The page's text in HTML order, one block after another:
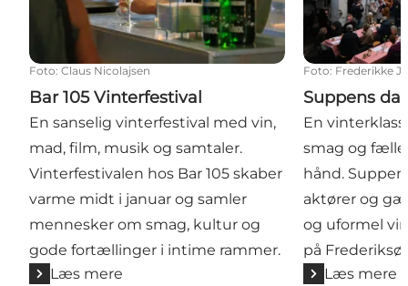
Foto: Claus Nicolajsen
Bar 105 Vinterfestival
En sanselig vinterfestival med vin,
mad, film, musik og samtaler.
Vinterfestivalen hos Bar 105 skaber
varme midt i januar og samler
mennesker om smag, kultur og
gode fortællinger i intime rammer.
Læs mere
Foto: Frederikke
Suppens
En
smag og
hånd.
aktører og
og uformel
på Frederiksø.
Læs mere